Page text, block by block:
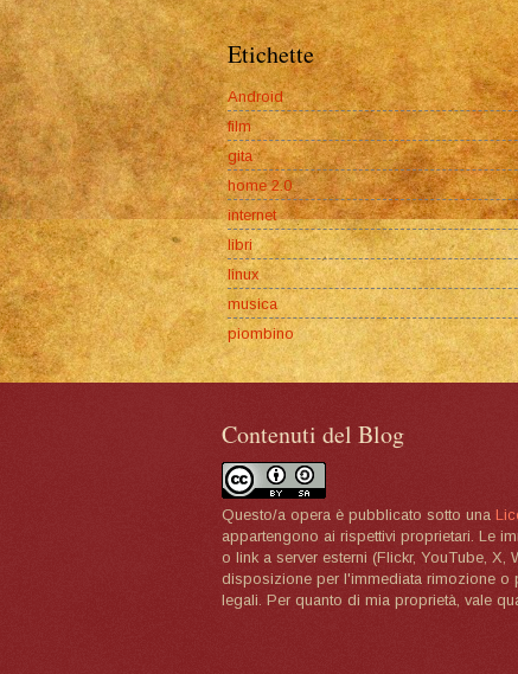
Etichette
Android
film
gita
home 2.0
internet
libri
linux
musica
piombino
Contenuti del Blog
Questo/a opera è pubblicato sotto una
appartengono ai rispettivi proprietari. Le
o link a server esterni (Flickr, YouTube,
disposizione per l'immediata rimozione o
legali. Per quanto di mia proprietà, vale